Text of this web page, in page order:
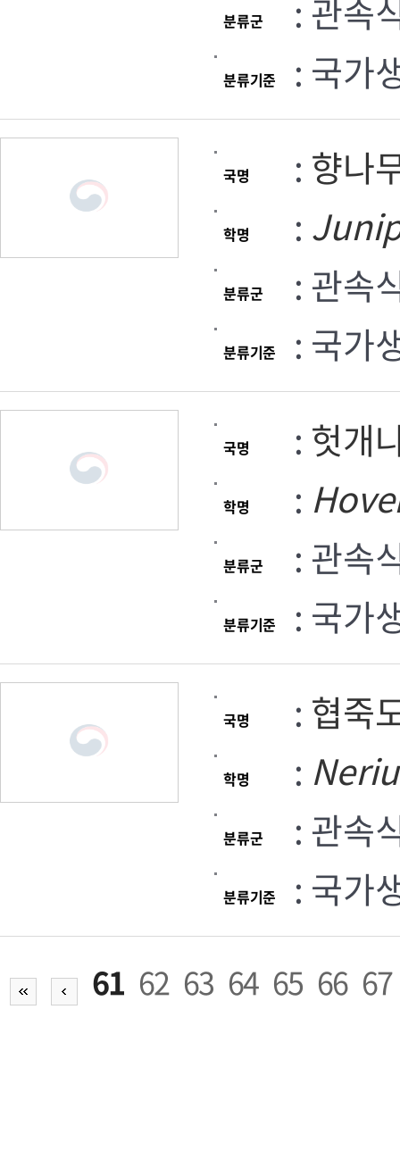
분류군 : 관속
분류기준 : 국가
국명 : 향나
학명 :
분류군 : 관속
분류기준 : 국가
국명 : 헛개
학명 :
분류군 : 관속
분류기준 : 국가
국명 : 협죽
학명 :
분류군 : 관속
분류기준 : 국가
61 62 63 64 65 66 67